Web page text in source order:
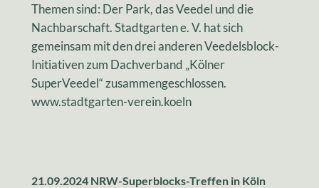
Themen sind: Der Park, das Veedel und die
Nachbarschaft. Stadtgarten e. V. hat sich
gemeinsam mit den drei anderen Veedelsblock-
Initiativen zum Dachverband „Kölner
SuperVeedel“ zusammengeschlossen.
www.stadtgarten-verein.koeln
21.09.2024 NRW-Superblocks-Treffen in Köln